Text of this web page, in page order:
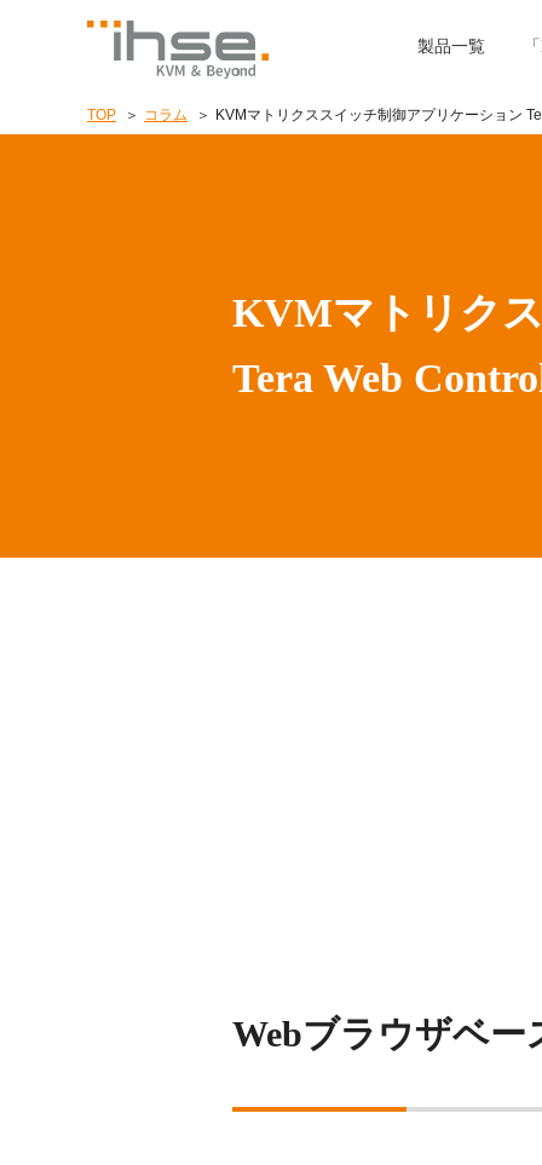
製品一覧
TOP コラム KVMマトリクススイッチ制御アプリケーション
KVMマトリク
Tera Web
Webブラウザベ